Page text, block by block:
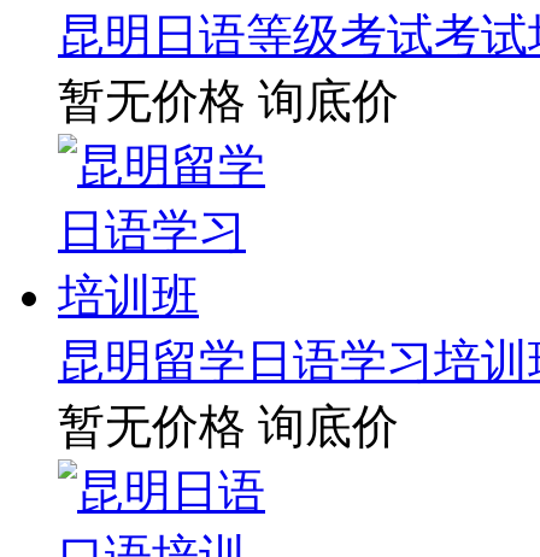
昆明日语等级考试考
暂无价格 询底价
昆明留学日语学习培训
暂无价格 询底价